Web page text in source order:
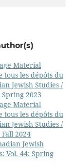
Material
tous les dépôts du
Jewish Studies /
2023
Material
tous les dépôts du
Jewish Studies /
2024
Jewish
Vol. 44: Spring